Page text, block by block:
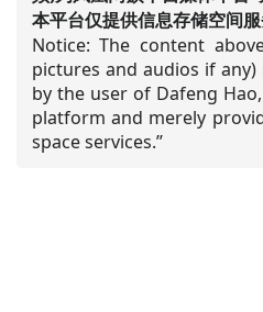
本平台仅提供信息存储空间服
Notice: The content
pictures and audios if
by the user of Dafeng
platform and merely
space services.”